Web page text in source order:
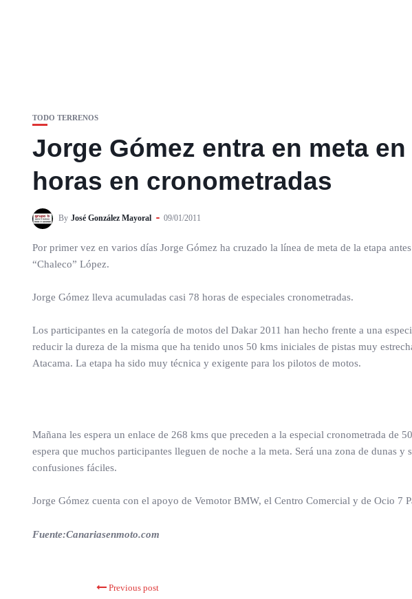
TODO TERRENOS
Jorge Gómez entra en meta
horas en cronometradas
By José González Mayoral 09/01/2011
Por primer vez en varios días Jorge Gómez ha cruzado la línea de meta de la etapa
“Chaleco” López.
Jorge Gómez lleva acumuladas casi 78 horas de especiales cronometradas.
Los participantes en la categoría de motos del Dakar 2011 han hecho frente a una
reducir la dureza de la misma que ha tenido unos 50 kms iniciales de pistas muy
Atacama. La etapa ha sido muy técnica y exigente para los pilotos de motos.
Mañana les espera un enlace de 268 kms que preceden a la especial cronometrada de
espera que muchos participantes lleguen de noche a la meta. Será una zona de dunas
confusiones fáciles.
Jorge Gómez cuenta con el apoyo de Vemotor BMW, el Centro Comercial y de Ocio 7
Fuente:Canariasenmoto.com
Previous post